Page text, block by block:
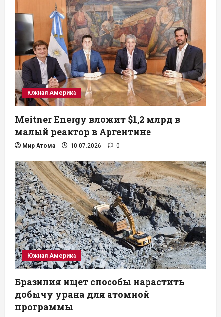
Южная Америка
Meitner Energy вложит $1,2 млрд в
малый реактор в Аргентине
Мир Атома 10.07.2026 0
Южная Америка
Бразилия ищет способы нарастить
добычу урана для атомной
программы